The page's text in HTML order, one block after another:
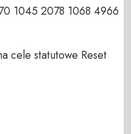
1045 2078 1068 4966
cele statutowe Reset